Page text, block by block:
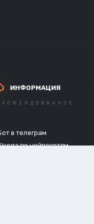
ИНФОРМАЦИЯ
в телеграм
по нейросетям